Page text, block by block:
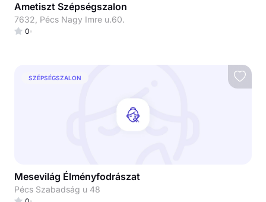
Ametiszt Szépségszalon
7632, Pécs Nagy Imre u.60.
0
SZÉPSÉGSZALON
Mesevilág Élményfodrászat
Pécs Szabadság u 48